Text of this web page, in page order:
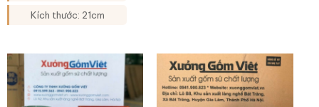
Kích thước: 21cm